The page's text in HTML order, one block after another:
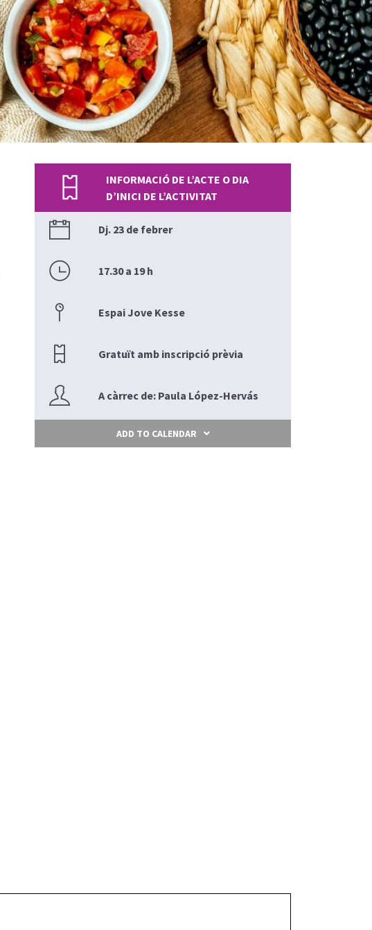
INFORMACIÓ DE L’ACTE O DIA
D’INICI DE L’ACTIVITAT
Dj. 23 de febrer
17.30 a 19 h
Espai Jove Kesse
Gratuït amb inscripció prèvia
A càrrec de: Paula López-Hervás
ADD TO CALENDAR